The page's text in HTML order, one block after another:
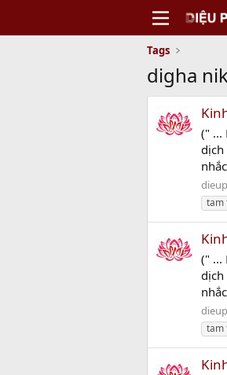
Tags
digha
(" ...
dịch
tam
(" ...
dịch
tam